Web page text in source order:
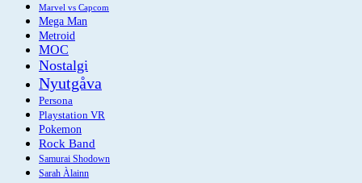
Marvel vs Capcom
Mega Man
Metroid
MOC
Nostalgi
Nyutgåva
Persona
Playstation VR
Pokemon
Rock Band
Samurai Shodown
Sarah Àlainn